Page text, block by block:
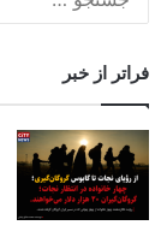
فراتر از خبر